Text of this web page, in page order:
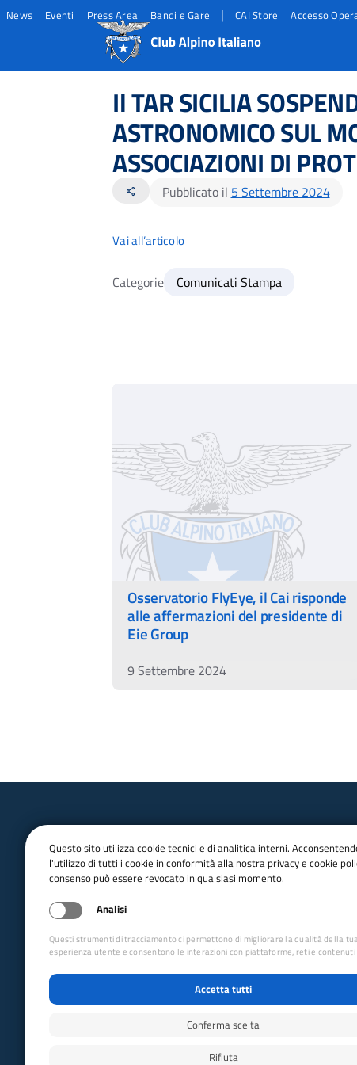
News Eventi Press Area Bandi e Gare | CAI Store Accesso
Il TAR SICILIA
ASTRONOMICO SUL
ASSOCIAZIONI DI
share Pubblicato il 5 Settembre 2024
Vai all’articolo
Categorie Comunicati Stampa
Osservatorio FlyEye, il Cai risponde
alle affermazioni del presidente di
Eie Group
9 Settembre 2024
P.IVA 03654880156
Via Petrella 19 - 20124 Milano
seguici su
Questo sito utilizza cookie tecnici e di analitica interni.
l'utilizzo di tutti i cookie in conformità alla nostra privacy e cookie
consenso può essere revocato in qualsiasi momento.
Analisi
Questi strumenti di tracciamento ci permettono di migliorare la qualità della tua
esperienza utente e consentono le interazioni con piattaforme, reti e
Accetta tutti
Conferma scelta
Rifiuta